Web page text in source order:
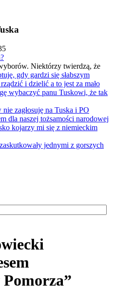
Niektórzy twierdzą, że
gdy gardzi się słabszym
i dzielić a to jest za mało
wybaczyć panu Tuskowi, że tak
zagłosuję na Tuska i PO
dla naszej tożsamości narodowej
kojarzy mi się z niemieckim
jednymi z gorszych